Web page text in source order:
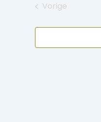
datum.
Vorige